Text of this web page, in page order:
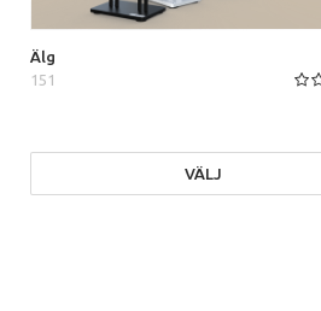
Älg
151
VÄLJ